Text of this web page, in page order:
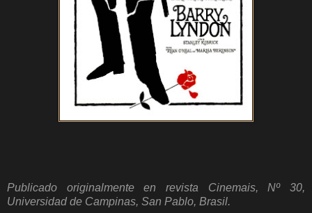
Publicado originalmente en revista Cinemais, Nº 30,
Universidad de Campinas, San Pablo, Brasil.